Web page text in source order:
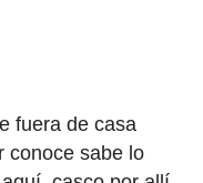
fuera de casa
conoce sabe lo